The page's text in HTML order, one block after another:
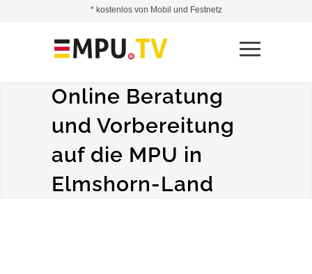
Online Beratung
und Vorbereitung
auf die MPU in
Elmshorn-Land
* kostenlos von Mobil und Festnetz